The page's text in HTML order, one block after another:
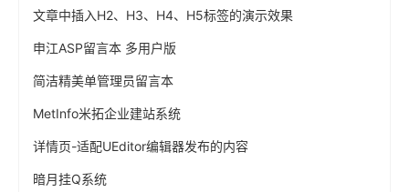
文章中插入H2、H3、H4、H5标签的演示效果
申江ASP留言本 多用户版
简洁精美单管理员留言本
MetInfo米拓企业建站系统
详情页-适配UEditor编辑器发布的内容
暗月挂Q系统